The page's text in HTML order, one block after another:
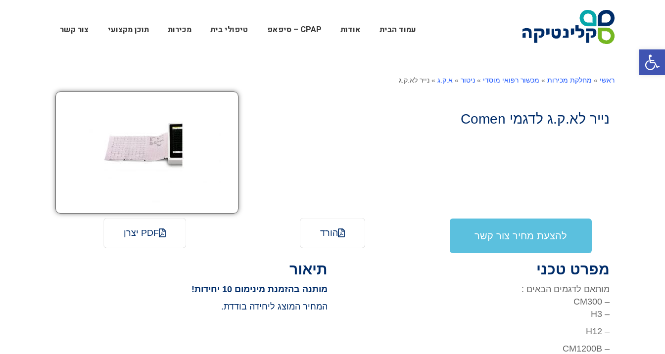
פתח סרגל נגישות
עמוד הבית אודות CPAP – סיפאפ טיפולי בית מכירות תוכן מקצועי צור קשר
ראשי » מחלקת מכירות » מכשור רפואי מוסדי » ניטור » א.ק.ג » נייר לא.ק.ג
נייר לא.ק.ג לדגמי Comen
להצעת מחיר צור קשר הורד PDF יצרן
מפרט טכני
מותאם לדגמים הבאים :
– CM300
– H3
– H12
– CM1200B
תיאור
מותנה בהזמנת מינימום 10 יחידות!
המחיר המוצג ליחידה בודדת.